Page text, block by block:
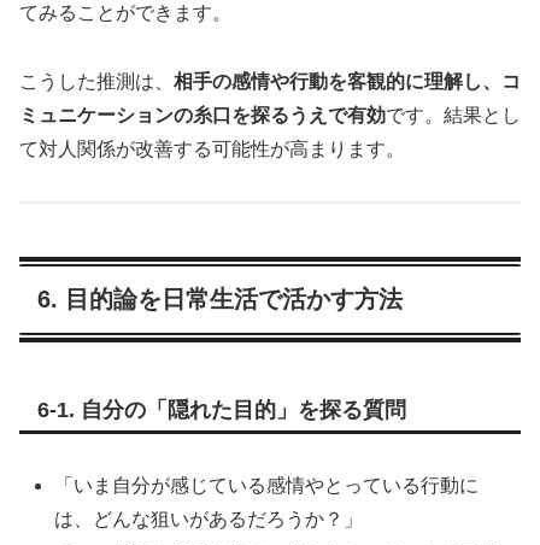
てみることができます。
こうした推測は、 相手の感情や行動を客観的に理解し、コ
ミュニケーションの糸口を探るうえで有効です。結果とし
て対人関係が改善する可能性が高まります。
6. 目的論を日常生活で活かす方法
6-1. 自分の「隠れた目的」を探る質問
「いま自分が感じている感情やとっている行動に
は、どんな狙いがあるだろうか？」